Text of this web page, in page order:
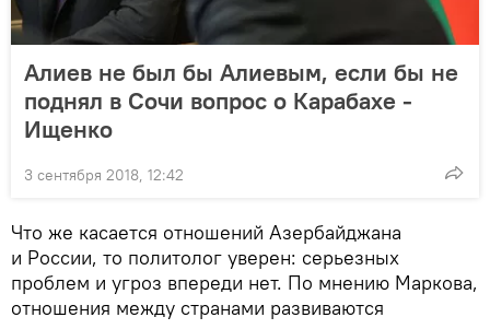
Алиев не был бы Алиевым, если бы не
поднял в Сочи вопрос о Карабахе -
Ищенко
3 сентября 2018, 12:42
Что же касается отношений Азербайджана
и России, то политолог уверен: серьезных
проблем и угроз впереди нет. По мнению Маркова,
отношения между странами развиваются